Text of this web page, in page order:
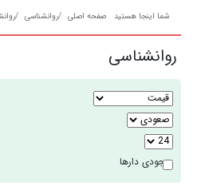
شما اینجا هستید صفحه اصلی روانشناسی
روانشناسی
موجودی دارها